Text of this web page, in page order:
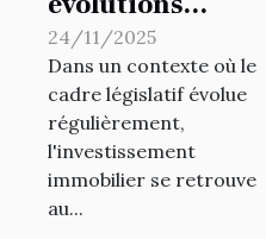
législatives
impactent
l'investissement
immobilier ?
24/11/2025
Dans un contexte où le
cadre législatif évolue
régulièrement,
l'investissement
immobilier se retrouve
au...